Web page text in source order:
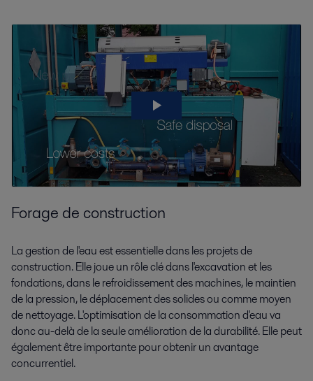
Forage de construction
La gestion de l'eau est essentielle dans les projets de
construction. Elle joue un rôle clé dans l'excavation et les
fondations, dans le refroidissement des machines, le maintien
de la pression, le déplacement des solides ou comme moyen
de nettoyage. L'optimisation de la consommation d'eau va
donc au-delà de la seule amélioration de la durabilité. Elle peut
également être importante pour obtenir un avantage
concurrentiel.